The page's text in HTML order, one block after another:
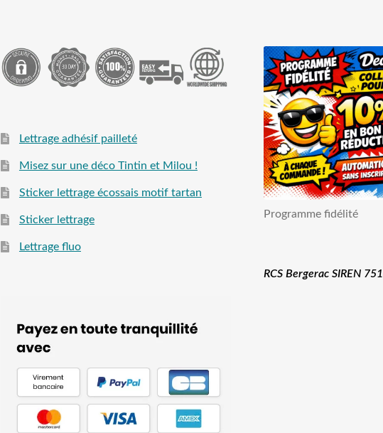
Lettrage adhésif pailleté
Misez sur une déco Tintin et Milou !
Sticker lettrage écossais motif tartan
Sticker lettrage
Lettrage fluo
Programme fidélité
RCS Bergerac SIREN 751